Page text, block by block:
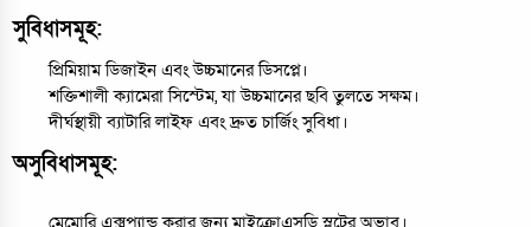
সুবিধাসমূহ:
প্রিমিয়াম ডিজাইন এবং উচ্চমানের ডিসপ্লে।
শক্তিশালী ক্যামেরা সিস্টেম, যা উচ্চমানের ছবি তুলতে সক্ষম।
দীর্ঘস্থায়ী ব্যাটারি লাইফ এবং দ্রুত চার্জিং সুবিধা।
অসুবিধাসমূহ:
মেমোরি এক্সপ্যান্ড করার জন্য মাইক্রোএসডি স্লটের অভাব।